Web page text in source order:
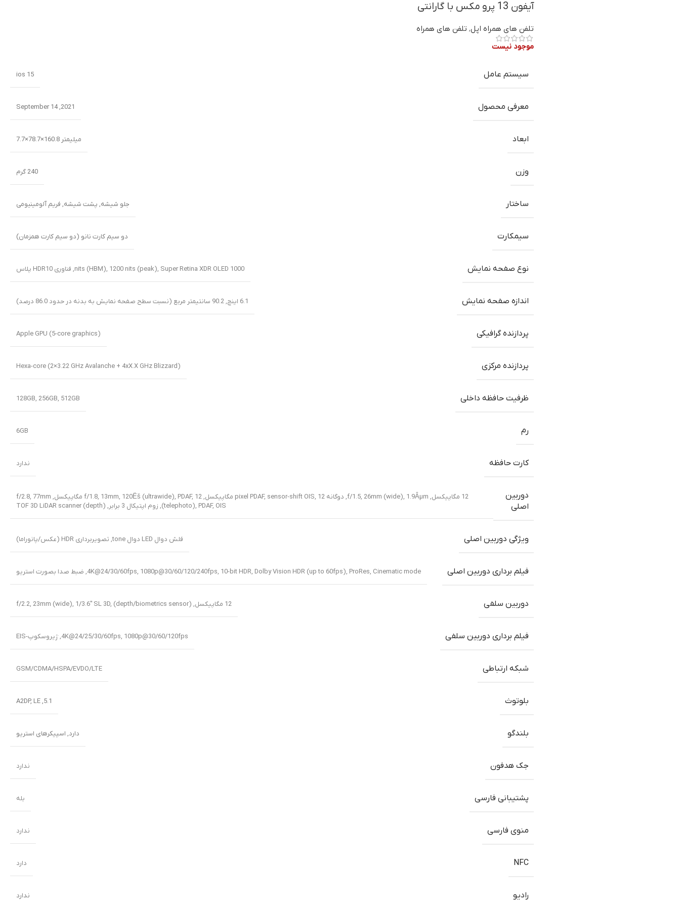
آیفون 13 پرو مکس با گارانتی
تلفن های همراه اپل, تلفن های همراه
موجود نیست
سیستم عامل ios 15
معرفی محصول 2021, September 14
ابعاد میلیمتر 160.8×78.7×7.7
وزن 240 گرم
ساختار جلو شیشه, پشت شیشه, فریم آلومینیومی
سیمکارت دو سیم کارت نانو (دو سیم کارت همزمان)
نوع صفحه نمایش 1000 nits (HBM), 1200 nits (peak)
, Super Retina XDR OLED
, فناوری HDR10 پلاس
اندازه صفحه نمایش 6.1 اینچ, 90.2 سانتیمتر مربع (نسبت سطح صفحه نمایش به بدنه در حدود 86.0 درصد)
پردازنده گرافیکی Apple GPU (5-core graphics)
پردازنده مرکزی Hexa-core (2×3.22 GHz Avalanche + 4xX.X GHz Blizzard)
ظرفیت حافظه داخلی 128GB, 256GB, 512GB
رم 6GB
کارت حافظه ندارد
دوربین
اصلی
12 مگاپیکسل, f/1.5, 26mm (wide), 1.9Âµm, دوگانه pixel PDAF, sensor-shift OIS , 12 مگاپیکسل, f/1.8, 13mm, 120Ëš (ultrawide), PDAF ,
12 مگاپیکسل, f/2.8, 77mm
(telephoto), PDAF, OIS, زوم اپتیکال 3 برابر
,
TOF 3D LiDAR scanner (depth)
ویژگی دوربین اصلی فلش دوال LED دوال tone, تصویربرداری HDR (عکس/پانوراما)
فیلم برداری دوربین اصلی 4K@24/30/60fps, 1080p@30/60/120/240fps, 10-bit HDR, Dolby Vision HDR (up to 60fps), ProRes, Cinematic mode, ضبط صدا بصورت استریو
دوربین سلفی 12 مگاپیکسل, f/2.2, 23mm (wide), 1/3.6″ SL 3D, (depth/biometrics sensor)
فیلم برداری دوربین سلفی 4K@24/25/30/60fps, 1080p@30/60/120fps, ژیروسکوپ-EIS
شبکه ارتباطی GSM/CDMA/HSPA/EVDO/LTE
بلوتوث 5.1, A2DP, LE
بلندگو دارد, اسپیکرهای استریو
جک هدفون ندارد
پشتیبانی فارسی بله
منوی فارسی ندارد
NFC دارد
رادیو ندارد